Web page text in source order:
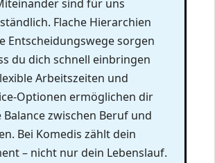
sind für uns
Flache Hierarchien
Entscheidungswege sorgen
du dich schnell einbringen
Arbeitszeiten und
Optionen ermöglichen dir
Balance zwischen Beruf und
Bei Komedis zählt dein
– nicht nur dein Lebenslauf.